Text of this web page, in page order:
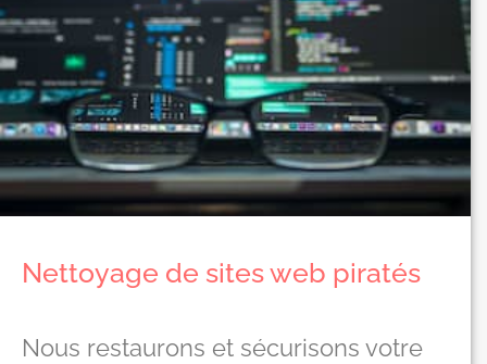
Nettoyage de sites web piratés
Nous restaurons et sécurisons votre